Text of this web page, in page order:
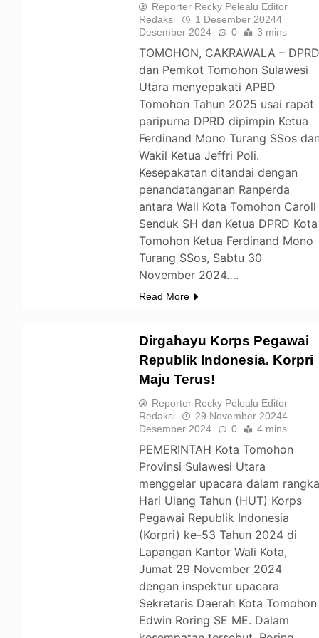
Reporter Recky Pelealu Editor
Redaksi
1 Desember 20244
Desember 2024
0 3 mins
TOMOHON, CAKRAWALA –
dan Pemkot Tomohon Sulawesi
Utara menyepakati APBD
Tomohon Tahun 2025 usai rapat
paripurna DPRD dipimpin Ketua
Ferdinand Mono Turang SSos
Wakil Ketua Jeffri Poli.
Kesepakatan ditandai dengan
penandatanganan Ranperda
antara Wali Kota Tomohon Caroll
Senduk SH dan Ketua DPRD Kota
Tomohon Ketua Ferdinand Mono
Turang SSos, Sabtu 30
November 2024….
Read More
Dirgahayu Korps Pegawai
Republik Indonesia. Korpri
Maju Terus!
Reporter Recky Pelealu Editor
Redaksi
29 November 20244
Desember 2024
0 4 mins
PEMERINTAH Kota Tomohon
Provinsi Sulawesi Utara
menggelar upacara dalam
Hari Ulang Tahun (HUT) Korps
Pegawai Republik Indonesia
(Korpri) ke-53 Tahun 2024 di
Lapangan Kantor Wali Kota,
Jumat 29 November 2024
dengan inspektur upacara
Sekretaris Daerah Kota Tomohon
Edwin Roring SE ME. Dalam